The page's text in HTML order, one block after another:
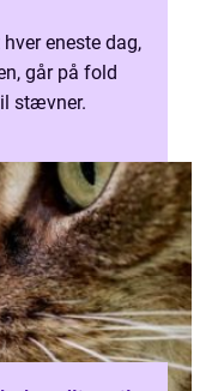
eneste dag,
går på fold
stævner.